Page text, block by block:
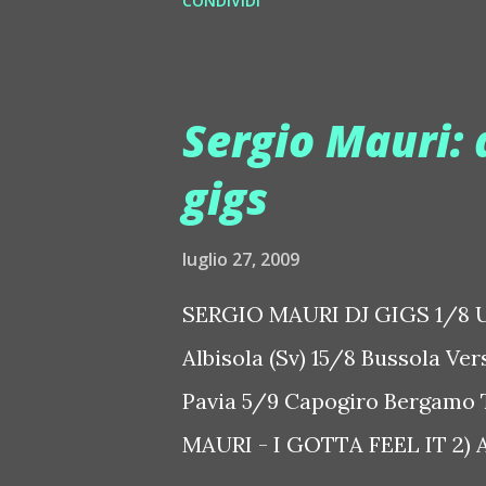
has grown into one of the
conferences and showcase
and One (NL), 3-1 (NL),
(GB), Boys Noize (DE), Brian
(DE), Dave Clarke (GB), Dean
Sergio Mauri:
gigs
luglio 27, 2009
SERGIO MAURI DJ GIGS 1/
Albisola (Sv) 15/8 Bussola
Pavia 5/9 Capogiro Bergamo
MAURI - I GOTTA FEEL IT 2)